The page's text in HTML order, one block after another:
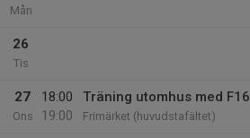
Mån
26
Tis
27
Ons
18:00
19:00
Träning utomhus med F16
Frimärket (huvudstafältet)